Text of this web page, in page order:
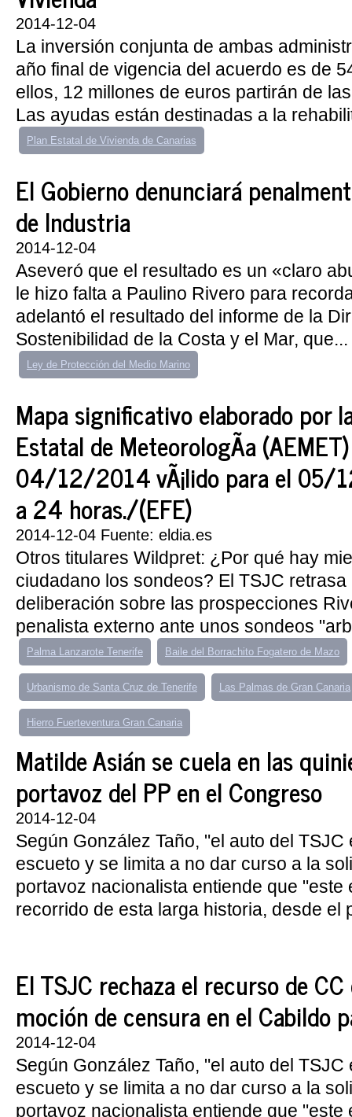
2014-12-04
La inversión conjunta de ambas
año final de vigencia del acuerdo es de
ellos, 12 millones de euros partirán de
Las ayudas están destinadas a la
Plan Estatal de Vivienda de Canarias
El Gobierno denunciará
de Industria
2014-12-04
Aseveró que el resultado es un «claro
le hizo falta a Paulino Rivero para
adelantó el resultado del informe de la
Sostenibilidad de la Costa y el Mar, que...
Ley de Protección del Medio Marino
Mapa significativo elaborado por
Estatal de MeteorologÃ­a
04/12/2014 vÃ¡lido para el 05/
a 24 horas./(EFE)
2014-12-04 Fuente: eldia.es
Otros titulares Wildpret: ¿Por qué hay
ciudadano los sondeos? El TSJC retrasa
deliberación sobre las prospecciones
penalista externo ante unos sondeos
Palma Lanzarote Tenerife Baile del Borrachito Fogatero de Mazo
Urbanismo de Santa Cruz de Tenerife Las Palmas de Gran Canaria
Hierro Fuerteventura Gran Canaria
Matilde Asián se cuela en las
portavoz del PP en el Congreso
2014-12-04
Según González Taño, "el auto del TSJC
escueto y se limita a no dar curso a la
portavoz nacionalista entiende que "este
recorrido de esta larga historia, desde el
El TSJC rechaza el recurso de
moción de censura en el Cabildo
2014-12-04
Según González Taño, "el auto del TSJC
escueto y se limita a no dar curso a la
portavoz nacionalista entiende que "este